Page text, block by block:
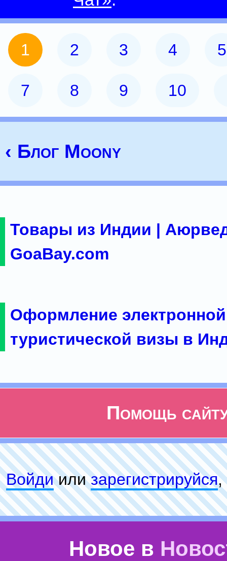
1 2 3 4 5
7 8 9 10
‹ Блог Moony
Товары из Индии |
GoaBay.com
Оформление электронной
туристической визы в
Помощь
Войдиилизарeгиcтpируйся,
Новое в